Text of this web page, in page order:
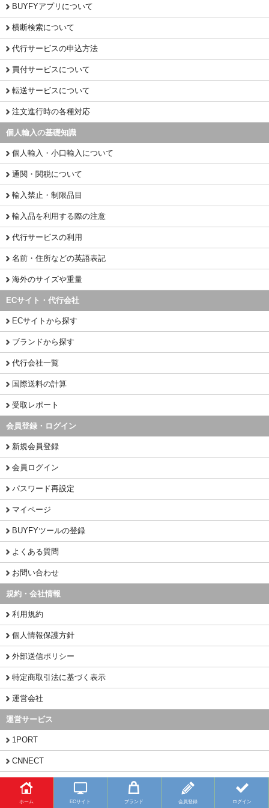
ホーム ECサイト ブランド 会員登録 ログイン
BUYFYアプリについて
横断検索について
代行サービスの申込方法
買付サービスについて
転送サービスについて
注文進行時の各種対応
個人輸入の基礎知識
個人輸入・小口輸入について
通関・関税について
輸入禁止・制限品目
輸入品を利用する際の注意
代行サービスの利用
名前・住所などの英語表記
海外のサイズや重量
ECサイト・代行会社
ECサイトから探す
ブランドから探す
代行会社一覧
国際送料の計算
受取レポート
会員登録・ログイン
新規会員登録
会員ログイン
パスワード再設定
マイページ
BUYFYツールの登録
よくある質問
お問い合わせ
規約・会社情報
利用規約
個人情報保護方針
外部送信ポリシー
特定商取引法に基づく表示
運営会社
運営サービス
1PORT
CNNECT
CHINAMART
Copyright (C) 2026 BUYFY.JP All Rights Reserved.